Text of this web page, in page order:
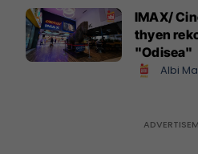
IMAX/
thyen
"Odisea"
Albi